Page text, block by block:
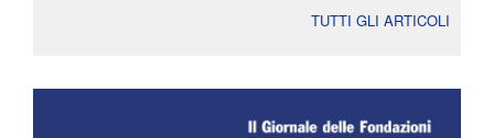
TUTTI GLI ARTICOLI